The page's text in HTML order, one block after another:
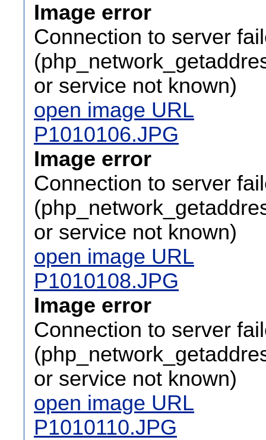
Image error
Connection to server
or service not known)
open image URL
P1010106.JPG
Image error
Connection to server
or service not known)
open image URL
P1010108.JPG
Image error
Connection to server
or service not known)
open image URL
P1010110.JPG